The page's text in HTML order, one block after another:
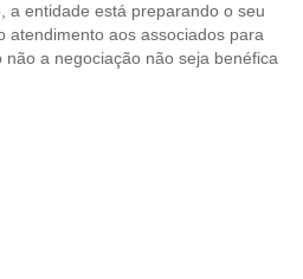
a entidade está preparando o seu
atendimento aos associados para
não a negociação não seja benéfica